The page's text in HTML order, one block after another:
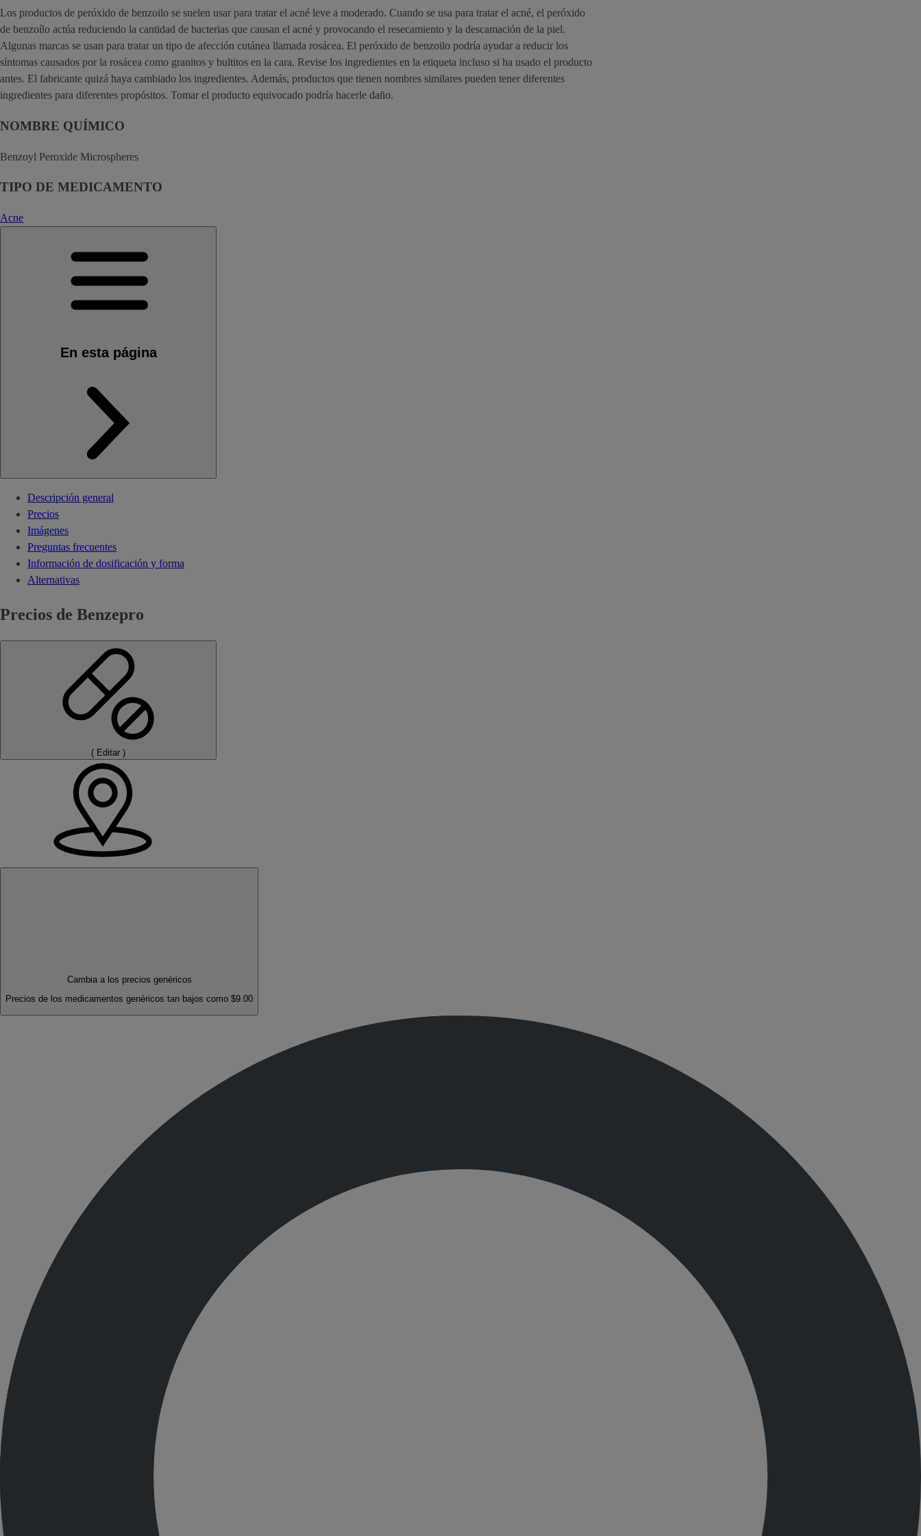
Los productos de peróxido de benzoilo se suelen usar para tratar el acné leve a moderado. Cuando se usa para tratar el acné, el peróxido
de benzoílo actúa reduciendo la cantidad de bacterias que causan el acné y provocando el resecamiento y la descamación de la piel.
Algunas marcas se usan para tratar un tipo de afección cutánea llamada rosácea. El peróxido de benzoilo podría ayudar a reducir los
síntomas causados por la rosácea como granitos y bultitos en la cara. Revise los ingredientes en la etiqueta incluso si ha usado el producto
antes. El fabricante quizá haya cambiado los ingredientes. Además, productos que tienen nombres similares pueden tener diferentes
ingredientes para diferentes propósitos. Tomar el producto equivocado podría hacerle daño.
NOMBRE QUÍMICO
Benzoyl Peroxide Microspheres
TIPO DE MEDICAMENTO
Acne
En esta página
Descripción general
Precios
Imágenes
Preguntas frecuentes
Información de dosificación y forma
Alternativas
Precios de Benzepro
( Editar )
Cambia a los precios genéricos
Precios de los medicamentos genéricos tan bajos como $9.00